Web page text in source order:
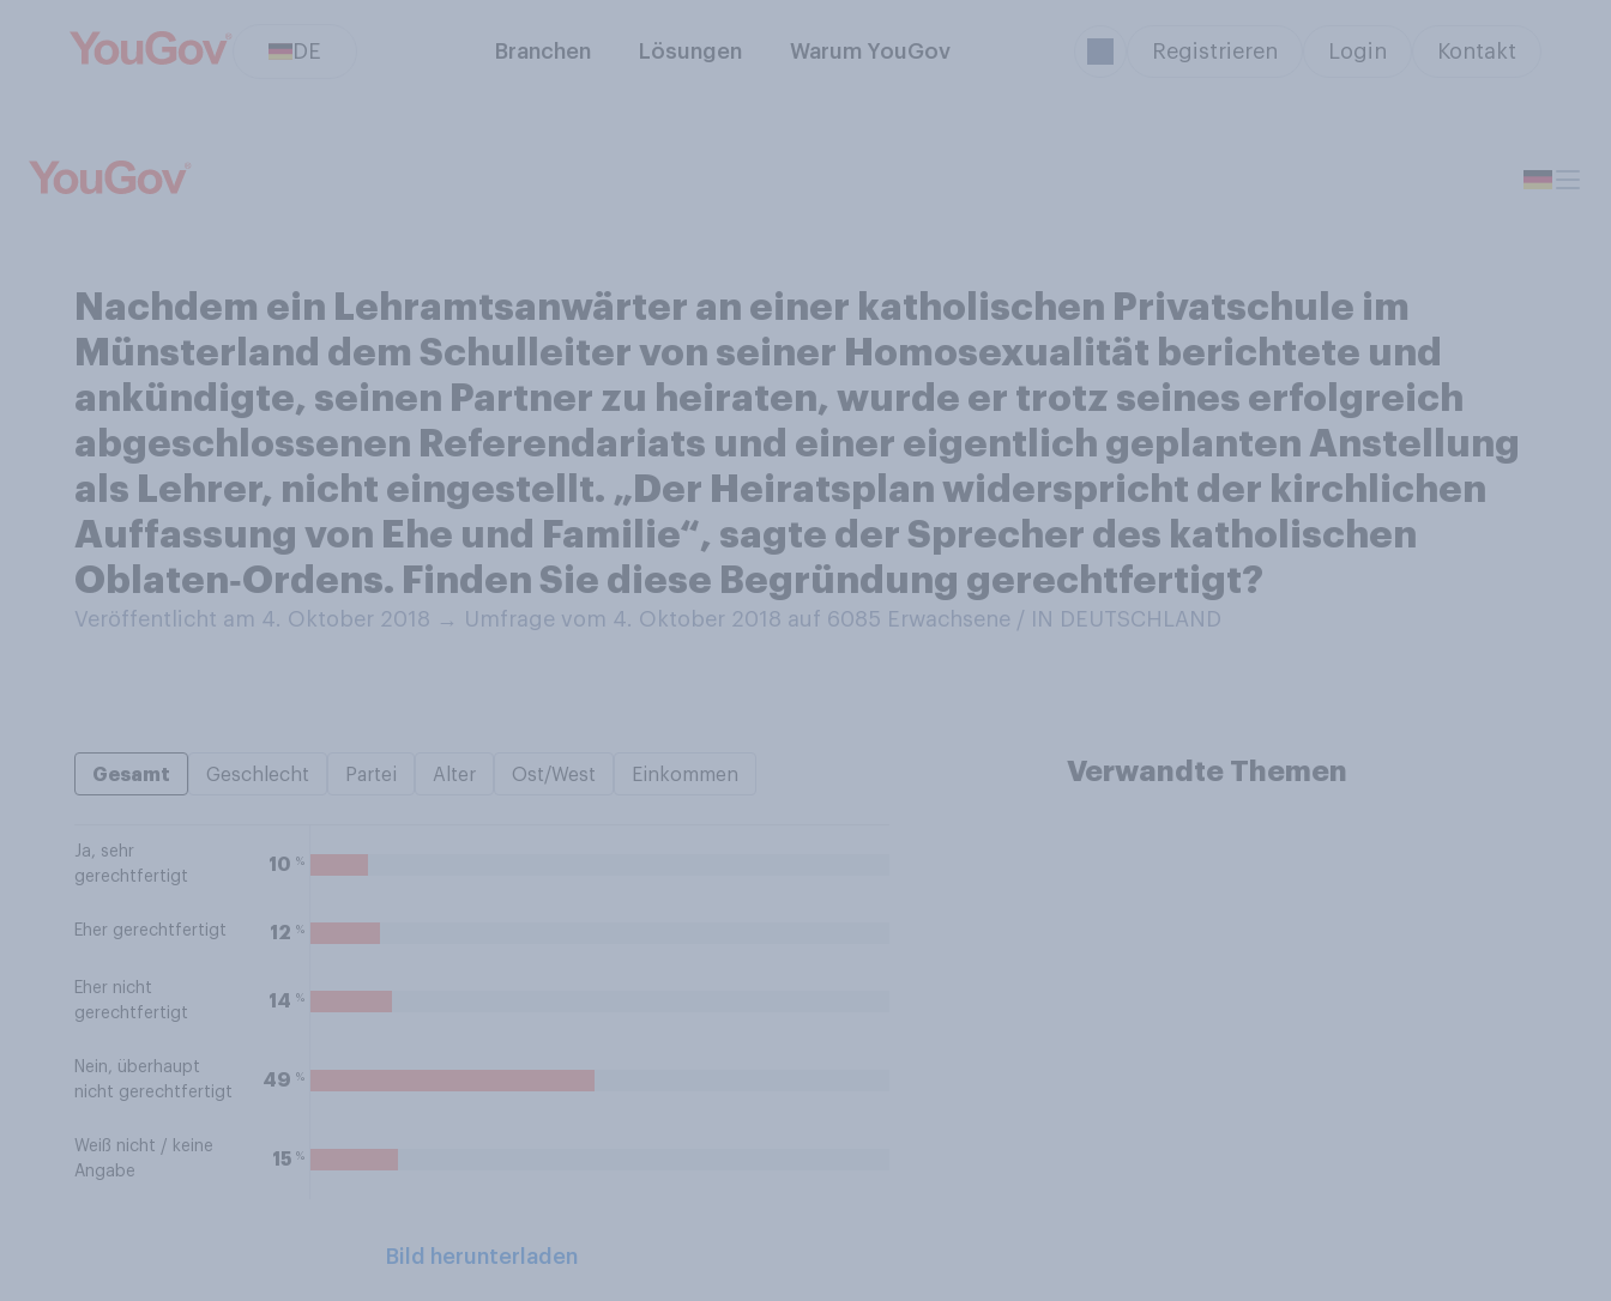
DE Branchen Lösungen Warum YouGov Registrieren Login Kontakt
Nachdem ein Lehramtsanwärter an einer katholischen Privatschule im
Münsterland dem Schulleiter von seiner Homosexualität berichtete und
ankündigte, seinen Partner zu heiraten, wurde er trotz seines erfolgreich
abgeschlossenen Referendariats und einer eigentlich geplanten Anstellung
als Lehrer, nicht eingestellt. „Der Heiratsplan widerspricht der kirchlichen
Auffassung von Ehe und Familie“, sagte der Sprecher des katholischen
Oblaten‑Ordens. Finden Sie diese Begründung gerechtfertigt?
Veröffentlicht am 4. Oktober 2018 → Umfrage vom 4. Oktober 2018 auf 6085 Erwachsene / IN DEUTSCHLAND
Gesamt Geschlecht Partei Alter Ost/West Einkommen
Ja, sehr
gerechtfertigt
10 %
Eher gerechtfertigt 12 %
Eher nicht
gerechtfertigt
14 %
Nein, überhaupt
nicht gerechtfertigt
49 %
Weiß nicht / keine
Angabe
15 %
Bild herunterladen
Verwandte Themen